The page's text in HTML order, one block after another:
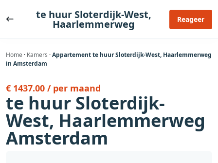
naar
te huur Sloterdijk-West,
Haarlemmerweg Reageer
Home · Kamers ·Appartement te huur Sloterdijk-West, Haarlemmerweg
in Amsterdam
€ 1437.00 / per maand
te huur Sloterdijk-
West, Haarlemmerweg
Amsterdam